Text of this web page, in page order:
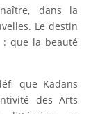
dans la
Le destin
que la beauté
que Kadans
des Arts